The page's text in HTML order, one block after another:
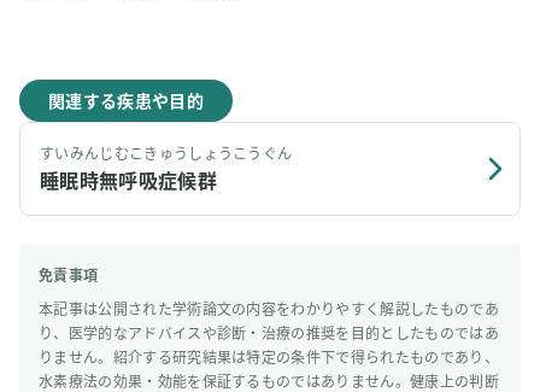
関連する疾患や目的
すいみんじむこきゅうしょうこうぐん
睡眠時無呼吸症候群
免責事項
本記事は公開された学術論文の内容をわかりやすく解説したものであ
り、医学的なアドバイスや診断・治療の推奨を目的としたものではあ
りません。紹介する研究結果は特定の条件下で得られたものであり、
水素療法の効果・効能を保証するものではありません。健康上の判断